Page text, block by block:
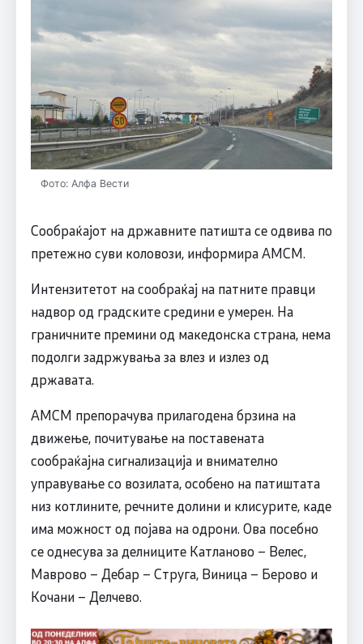
Фото: Алфа Вести
Сообраќајот на државните патишта се одвива по
претежно суви коловози, информира АМСМ.
Интензитетот на сообраќај на патните правци
надвор од градските средини е умерен. На
граничните премини од македонска страна, нема
подолги задржувања за влез и излез од
државата.
АМСМ препорачува прилагодена брзина на
движење, почитување на поставената
сообраќајна сигнализација и внимателно
управување со возилата, особено на патиштата
низ котлините, речните долини и клисурите, каде
има можност од појава на одрони. Ова посебно
се однесува за делниците Катланово – Велес,
Маврово – Дебар – Струга, Виница – Берово и
Кочани – Делчево.